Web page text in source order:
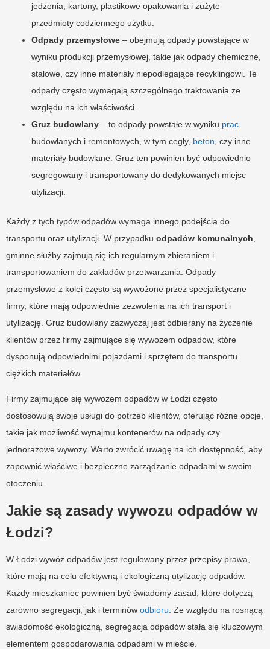
jedzenia, kartony, plastikowe opakowania i zużyte
przedmioty codziennego użytku.
Odpady przemysłowe – obejmują odpady powstające w
wyniku produkcji przemysłowej, takie jak odpady chemiczne,
stalowe, czy inne materiały niepodlegające recyklingowi. Te
odpady często wymagają szczególnego traktowania ze
względu na ich właściwości.
Gruz budowlany – to odpady powstałe w wyniku prac
budowlanych i remontowych, w tym cegły, beton , czy inne
materiały budowlane. Gruz ten powinien być odpowiednio
segregowany i transportowany do dedykowanych miejsc
utylizacji.
Każdy z tych typów odpadów wymaga innego podejścia do
transportu oraz utylizacji. W przypadku odpadów komunalnych
gminne służby zajmują się ich regularnym zbieraniem i
transportowaniem do zakładów przetwarzania. Odpady
przemysłowe z kolei często są wywożone przez specjalistyczne
firmy, które mają odpowiednie zezwolenia na ich transport i
utylizację. Gruz budowlany zazwyczaj jest odbierany na życzenie
klientów przez firmy zajmujące się wywozem odpadów, które
dysponują odpowiednimi pojazdami i sprzętem do transportu
ciężkich materiałów.
Firmy zajmujące się wywozem odpadów w Łodzi często
dostosowują swoje usługi do potrzeb klientów, oferując różne opcje,
takie jak możliwość wynajmu kontenerów na odpady czy
jednorazowe wywozy. Warto zwrócić uwagę na ich dostępność, aby
zapewnić właściwe i bezpieczne zarządzanie odpadami w swoim
otoczeniu.
Jakie są zasady wywozu odpadów w
Łodzi?
W Łodzi wywóz odpadów jest regulowany przez przepisy prawa,
które mają na celu efektywną i ekologiczną utylizację odpadów.
Każdy mieszkaniec powinien być świadomy zasad, które dotyczą
zarówno segregacji, jak i terminów odbioru . Ze względu na rosnącą
świadomość ekologiczną, segregacja odpadów stała się kluczowym
elementem gospodarowania odpadami w mieście.